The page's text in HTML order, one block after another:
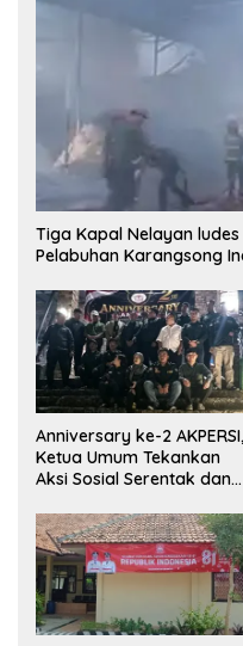
Tiga Kapal Nelayan
Pelabuhan Karangsong
Anniversary ke-2 AKPERSI,
Ketua Umum Tekankan
Aksi Sosial Serentak dan
Konstituen ke Dewan Pers